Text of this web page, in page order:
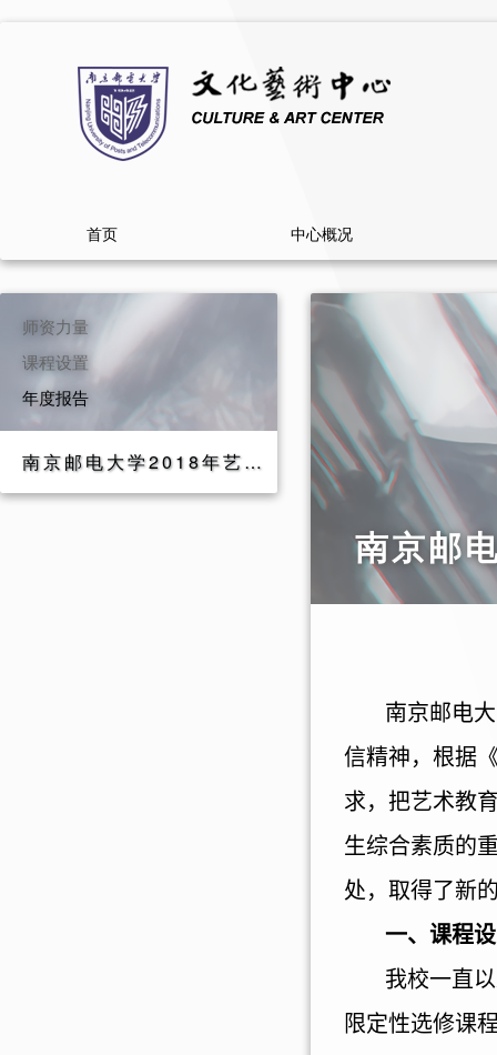
首页 中心概况
师资力量
课程设置
年度报告
南京邮电大学2018年艺术教育年度报告
南京邮
南京邮电
信精神，根据
求，把艺术教
生综合素质的
处，取得了新
一、课程
我校一直
限定性选修课